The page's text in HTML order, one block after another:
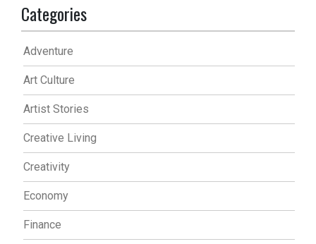
Categories
Adventure
Art Culture
Artist Stories
Creative Living
Creativity
Economy
Finance